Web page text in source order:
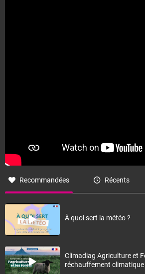
Recommandées Récents
À quoi sert la météo ?
Climadiag Agriculture et
réchauffement climatique